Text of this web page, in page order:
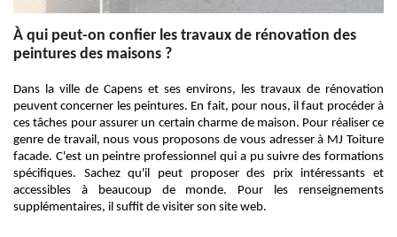
À qui peut-on confier les travaux de rénovation des
peintures des maisons ?
Dans la ville de Capens et ses environs, les travaux de rénovation
peuvent concerner les peintures. En fait, pour nous, il faut procéder à
ces tâches pour assurer un certain charme de maison. Pour réaliser ce
genre de travail, nous vous proposons de vous adresser à MJ Toiture
facade. C'est un peintre professionnel qui a pu suivre des formations
spécifiques. Sachez qu'il peut proposer des prix intéressants et
accessibles à beaucoup de monde. Pour les renseignements
supplémentaires, il suffit de visiter son site web.